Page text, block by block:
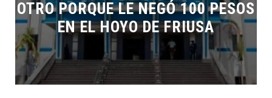
OTRO PORQUE LE NEGÓ 100 PESOS
EN EL HOYO DE FRIUSA